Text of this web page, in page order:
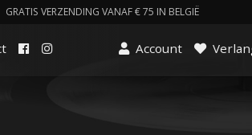
GRATIS VERZENDING VANAF € 75 IN BELGIË
FacebookInstagram Account